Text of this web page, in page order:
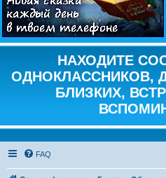
НАХОДИТЕ
ОДНОКЛАССНИКОВ,
БЛИЗКИХ,
FAQ